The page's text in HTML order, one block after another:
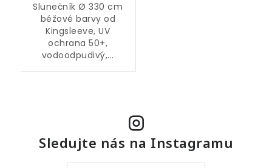
Slunečník Ø 330 cm
béžové barvy od
Kingsleeve, UV
ochrana 50+,
vodoodpudivý,...
Sledujte nás na Instagramu